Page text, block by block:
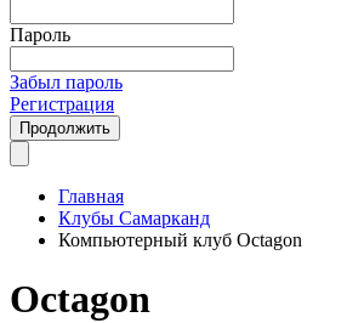
Пароль
Забыл пароль
Регистрация
Продолжить
Главная
Клубы Самарканд
Компьютерный клуб Octagon
Octagon